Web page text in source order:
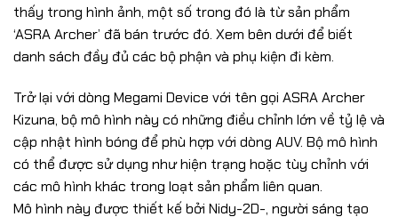
thấy trong hình ảnh, một số trong đó là từ sản phẩm
‘ASRA Archer’ đã bán trước đó. Xem bên dưới để biết
danh sách đầy đủ các bộ phận và phụ kiện đi kèm.
Trở lại với dòng Megami Device với tên gọi ASRA Archer
Kizuna, bộ mô hình này có những điều chỉnh lớn về tỷ lệ và
cập nhật hình bóng để phù hợp với dòng AUV. Bộ mô hình
có thể được sử dụng như hiện trạng hoặc tùy chỉnh với
các mô hình khác trong loạt sản phẩm liên quan.
Mô hình này được thiết kế bởi Nidy-2D-, người sáng tạo